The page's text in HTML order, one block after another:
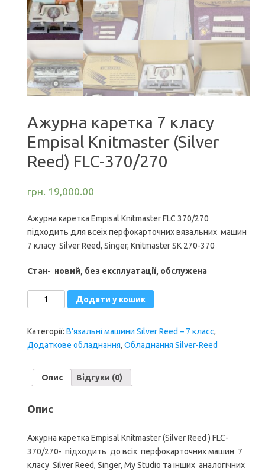
Ажурна каретка 7 класу
Empisal Knitmaster (Silver
Reed) FLC-370/270
грн. 19,000.00
Ажурна каретка Empisal Knitmaster FLC 370/270
підходить для всеіх перфокарточних вязальних машин
7 класу Silver Reed, Singer, Knitmaster SK 270-370
Стан- новий, без експлуатації, обслужена
Ажурна
каретка
класу
Empisal
(Silver
FLC-
Додати у кошик
Категорії: В'язальні машини Silver Reed – 7 класс,
Додаткове обладнання, Обладнання Silver-Reed
Опис Відгуки (0)
Опис
Ажурна каретка Empisal Knitmaster (Silver Reed ) FLC-
370/270- підходить до всіх перфокарточних машин 7
класу Silver Reed, Singer, My Studio та інших аналогічних